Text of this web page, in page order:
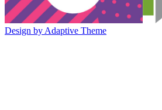
Design by Adaptive Theme